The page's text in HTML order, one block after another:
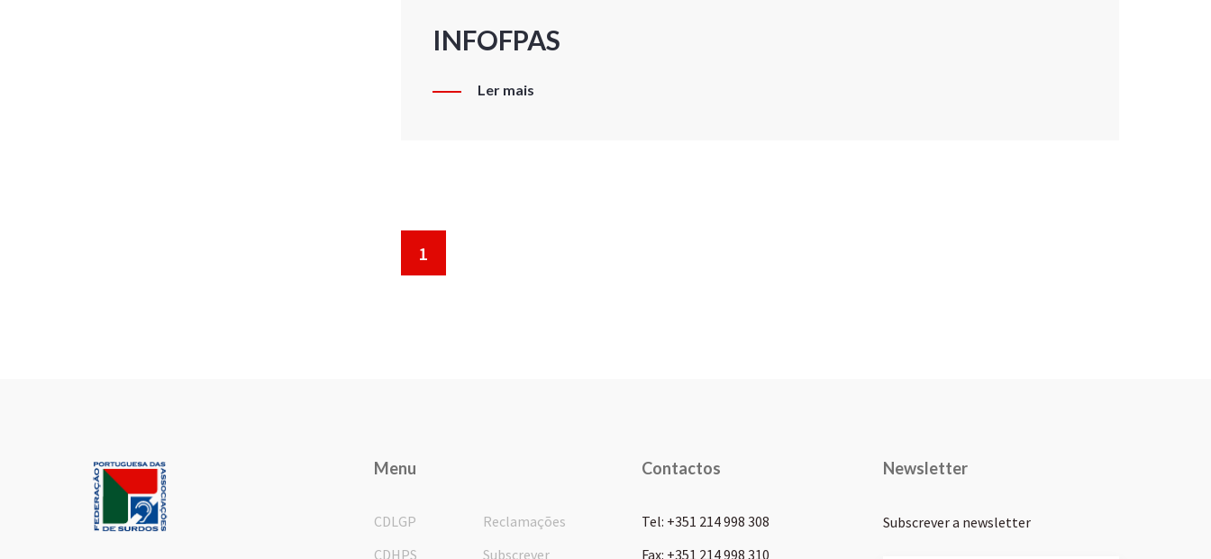
INFOFPAS
Ler mais
1
Menu
CDLGP
CDHPS
Reclamações
Subscrever
Contactos
Tel: +351 214 998 308
Fax: +351 214 998 310
Newsletter
Subscrever a newsletter